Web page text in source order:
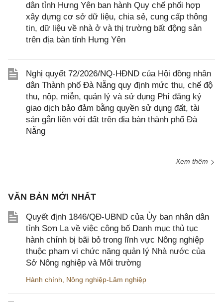
dân tỉnh Hưng Yên ban hành Quy chế phối hợp
xây dựng cơ sở dữ liệu, chia sẻ, cung cấp thông
tin, dữ liệu về nhà ở và thị trường bất động sản
trên địa bàn tỉnh Hưng Yên
Nghị quyết 72/2026/NQ-HĐND của Hội đồng nhân
dân Thành phố Đà Nẵng quy định mức thu, chế độ
thu, nộp, miễn, quản lý và sử dụng Phí đăng ký
giao dịch bảo đảm bằng quyền sử dụng đất, tài
sản gắn liền với đất trên địa bàn thành phố Đà
Nẵng
Xem thêm
VĂN BẢN MỚI NHẤT
Quyết định 1846/QĐ-UBND của Ủy ban nhân dân
tỉnh Sơn La về việc công bố Danh mục thủ tục
hành chính bị bãi bỏ trong lĩnh vực Nông nghiệp
thuộc phạm vi chức năng quản lý Nhà nước của
Sở Nông nghiệp và Môi trường
Hành chính, Nông nghiệp-Lâm nghiệp